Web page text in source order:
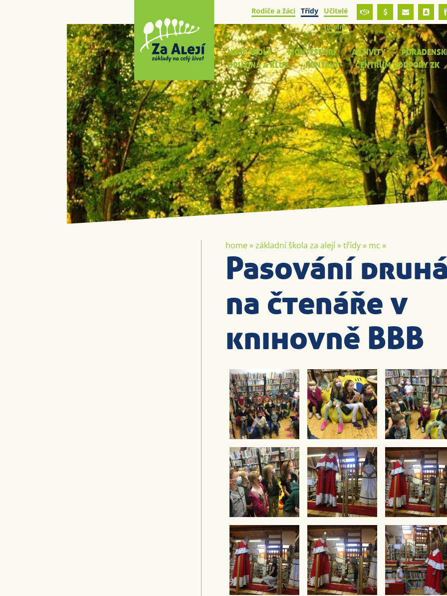
Rodiče a žáci Třídy
Učitelé
Jídelna
NAŠE ŠKOLA MONTESSORI AKTIVITY
DRUŽINA A KLUB
KONTAKT CENTRUM PODPORY ZK
home»základní škola za alejí»třídy» mc »
Pasování
na čtenáře v
knihovně BBB